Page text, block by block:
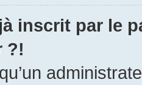
inscrit par le
?!